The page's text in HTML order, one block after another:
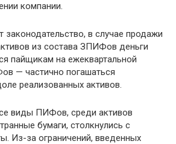
компании.
законодательство, в случае продажи
из состава ЗПИФов деньги
пайщикам на ежеквартальной
— частично погашаться
реализованных активов.
виды ПИФов, среди активов
бумаги, столкнулись с
Из-за ограничений, введенных